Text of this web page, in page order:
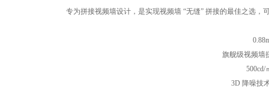
专为拼接视频墙设计，是实现视频墙 “无缝” 拼接的最佳之选
旗舰级视频墙
500cd/
3D 降噪技